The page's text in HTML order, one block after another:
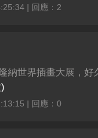
| 回應：2
納世界插畫大展，
| 回應：0